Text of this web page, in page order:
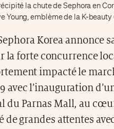
la chute de Sephora en
Young, emblème de la K-
Korea annonce
la forte concurrence
impacté le
avec l’inauguration
du Parnas Mall, au
de grandes attentes